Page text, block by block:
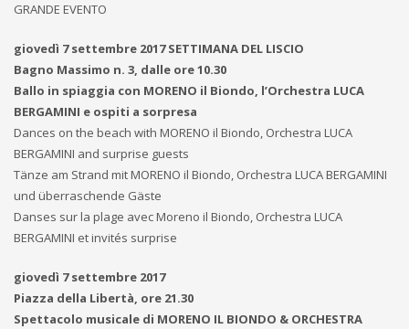
GRANDE EVENTO
giovedì 7 settembre 2017 SETTIMANA DEL LISCIO
Bagno Massimo n. 3, dalle ore 10.30
Ballo in spiaggia con MORENO il Biondo, l’Orchestra LUCA
BERGAMINI e ospiti a sorpresa
Dances on the beach with MORENO il Biondo, Orchestra LUCA
BERGAMINI and surprise guests
Tänze am Strand mit MORENO il Biondo, Orchestra LUCA BERGAMINI
und überraschende Gäste
Danses sur la plage avec Moreno il Biondo, Orchestra LUCA
BERGAMINI et invités surprise
giovedì 7 settembre 2017
Piazza della Libertà, ore 21.30
Spettacolo musicale di MORENO IL BIONDO & ORCHESTRA